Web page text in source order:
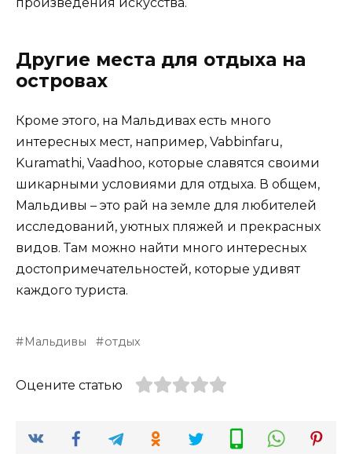
Другие места для отдыха на
островах
Кроме этого, на Мальдивах есть много
интересных мест, например, Vabbinfaru,
Kuramathi, Vaadhoo, которые славятся своими
шикарными условиями для отдыха. В общем,
Мальдивы – это рай на земле для любителей
исследований, уютных пляжей и прекрасных
видов. Там можно найти много интересных
достопримечательностей, которые удивят
каждого туриста.
Мальдивы отдых
Оцените статью